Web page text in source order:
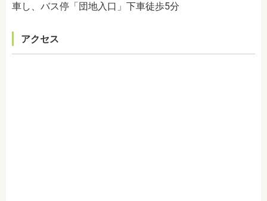
車し、バス停「団地入口」下車徒歩5分
アクセス